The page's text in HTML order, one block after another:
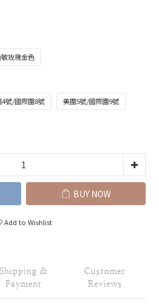
玫瑰金色
4號/國際圍8號 美圍5號/國際圍9號
BUY NOW
Add to Wishlist
Shipping &
Payment
Customer
Reviews